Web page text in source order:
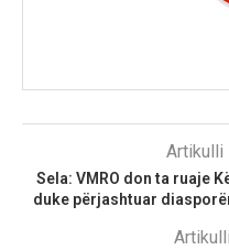
Artikulli
Sela: VMRO don ta ruaje
duke përjashtuar